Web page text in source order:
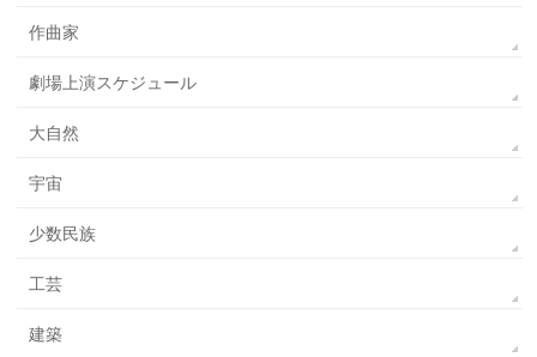
作曲家
劇場上演スケジュール
大自然
宇宙
少数民族
工芸
建築